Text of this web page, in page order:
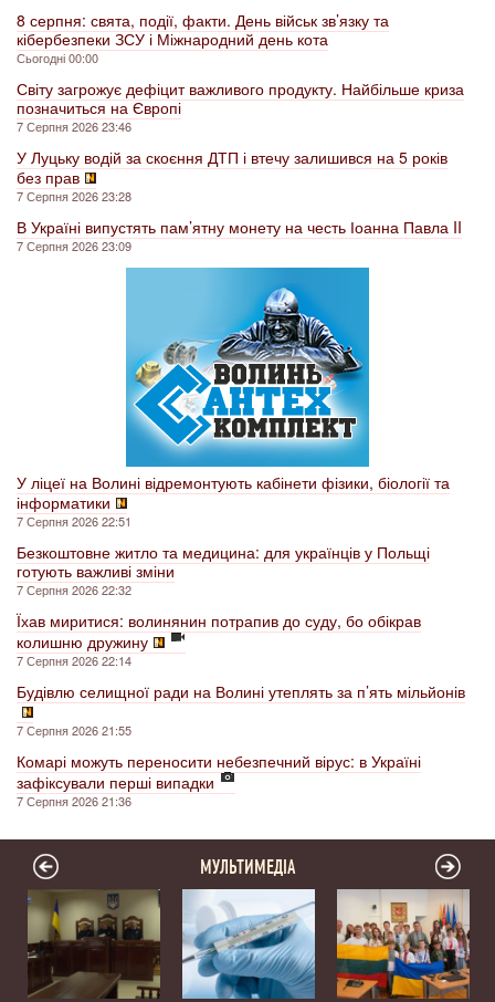
8 серпня: свята, події, факти. День військ зв’язку та
кібербезпеки ЗСУ і Міжнародний день кота
Сьогодні 00:00
Світу загрожує дефіцит важливого продукту. Найбільше криза
позначиться на Європі
7 Серпня 2026 23:46
У Луцьку водій за скоєння ДТП і втечу залишився на 5 років
без прав
7 Серпня 2026 23:28
В Україні випустять пам’ятну монету на честь Іоанна Павла II
7 Серпня 2026 23:09
У ліцеї на Волині відремонтують кабінети фізики, біології та
інформатики
7 Серпня 2026 22:51
Безкоштовне житло та медицина: для українців у Польщі
готують важливі зміни
7 Серпня 2026 22:32
Їхав миритися: волинянин потрапив до суду, бо обікрав
колишню дружину
7 Серпня 2026 22:14
Будівлю селищної ради на Волині утеплять за п’ять мільйонів
7 Серпня 2026 21:55
Комарі можуть переносити небезпечний вірус: в Україні
зафіксували перші випадки
7 Серпня 2026 21:36
МУЛЬТИМЕДІА